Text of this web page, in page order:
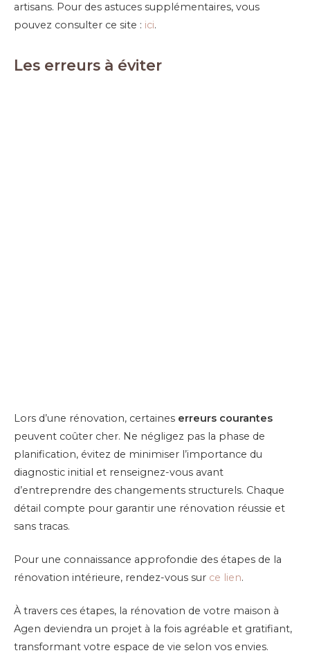
artisans. Pour des astuces supplémentaires, vous
pouvez consulter ce site : ici.
Les erreurs à éviter
Lors d’une rénovation, certaines erreurs courantes
peuvent coûter cher. Ne négligez pas la phase de
planification, évitez de minimiser l’importance du
diagnostic initial et renseignez-vous avant
d’entreprendre des changements structurels. Chaque
détail compte pour garantir une rénovation réussie et
sans tracas.
Pour une connaissance approfondie des étapes de la
rénovation intérieure, rendez-vous sur ce lien.
À travers ces étapes, la rénovation de votre maison à
Agen deviendra un projet à la fois agréable et gratifiant,
transformant votre espace de vie selon vos envies.